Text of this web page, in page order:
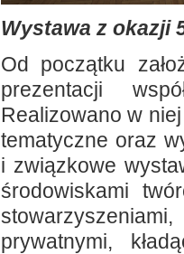
Wystawa z okazji
Od początku
prezentacji
Realizowano w
tematyczne oraz
i związkowe
środowiskami
prywatnymi,